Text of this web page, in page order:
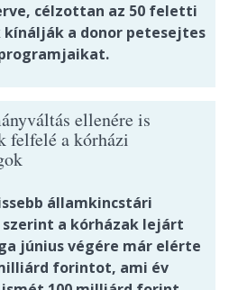
célzottan az 50 feletti
kínálják a donor petesejtes
ellenére is
felfelé a kórházi
államkincstári
a kórházak lejárt
június végére már elérte
forintot, ami év